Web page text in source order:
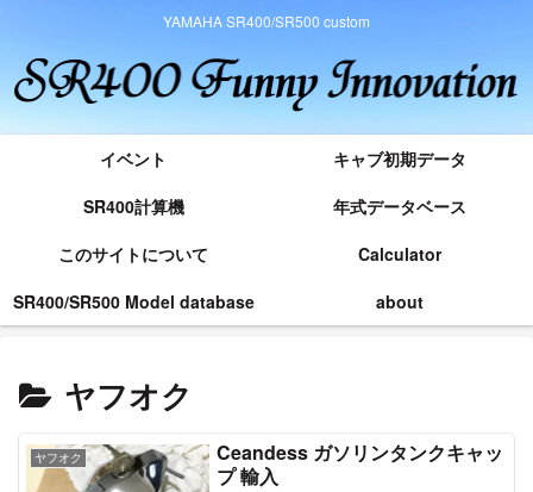
YAMAHA SR400/SR500 custom
イベント
キャブ初期データ
SR400計算機
年式データベース
このサイトについて
Calculator
SR400/SR500 Model database
about
ヤフオク
ヤフオク
Ceandess ガソリンタンクキャッ
プ 輸入